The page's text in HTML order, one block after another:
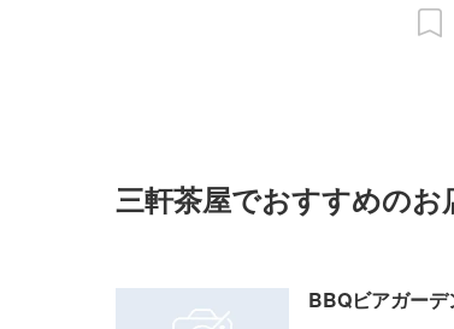
三軒茶屋でおすすめのお
BBQビアガーデ